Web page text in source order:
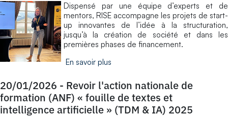
Dispensé par une équipe d’experts et de
mentors, RISE accompagne les projets de start-
up innovantes de l’idée à la structuration,
jusqu’à la création de société et dans les
premières phases de financement.
En savoir plus
20/01/2026 - Revoir l'action nationale de
formation (ANF) « fouille de textes et
intelligence artificielle » (TDM & IA) 2025